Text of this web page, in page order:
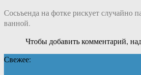
Сосьъенда на фотке рискует случайно
ванной.
Чтобы добавить комментарий,
Свежее: